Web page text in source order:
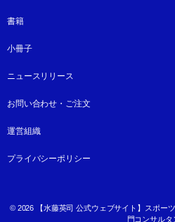
書籍
小冊子
ニュースリリース
お問い合わせ・ご注文
運営組織
プライバシーポリシー
© 2026
【水藤英司 公式ウェブサイト】スポー
門コンサルタ